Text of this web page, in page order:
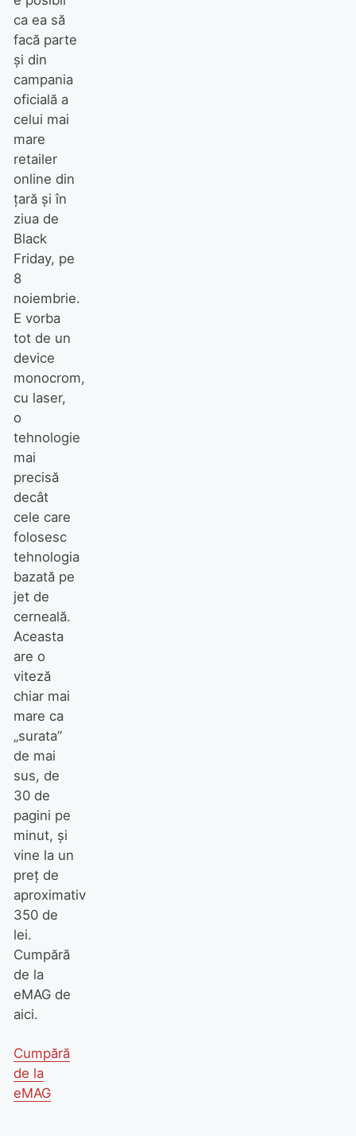
ca ea să
facă parte
și din
campania
oficială a
celui mai
mare
retailer
online din
țară și în
ziua de
Black
Friday, pe
8
noiembrie.
E vorba
tot de un
device
monocrom,
cu laser,
o
tehnologie
mai
precisă
decât
cele care
folosesc
tehnologia
bazată pe
jet de
cerneală.
Aceasta
are o
viteză
chiar mai
mare ca
„surata”
de mai
sus, de
30 de
pagini pe
minut, și
vine la un
preț de
aproximativ
350 de
lei.
Cumpără
de la
eMAG de
aici.
Cumpără
de la
eMAG